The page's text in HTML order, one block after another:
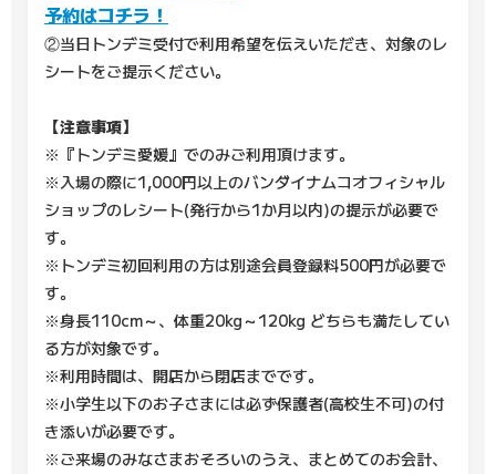
予約はコチラ！
②当日トンデミ受付で利用希望を伝えいただき、対象のレ
シートをご提示ください。
【注意事項】
※『トンデミ愛媛』でのみご利用頂けます。
※入場の際に1,000円以上のバンダイナムコオフィシャル
ショップのレシート(発行から1か月以内)の提示が必要で
す。
※トンデミ初回利用の方は別途会員登録料500円が必要で
す。
※身長110cm～、体重20kg～120kg どちらも満たしてい
る方が対象です。
※利用時間は、開店から閉店までです。
※小学生以下のお子さまには必ず保護者(高校生不可)の付
き添いが必要です。
※ご来場のみなさまおそろいのうえ、まとめてのお会計、